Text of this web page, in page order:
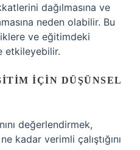
dağılmasına ve
neden olabilir. Bu
ve eğitimdeki
etkileyebilir.
İÇIN DÜŞÜNSEL
değerlendirmek,
kadar verimli çalıştığını